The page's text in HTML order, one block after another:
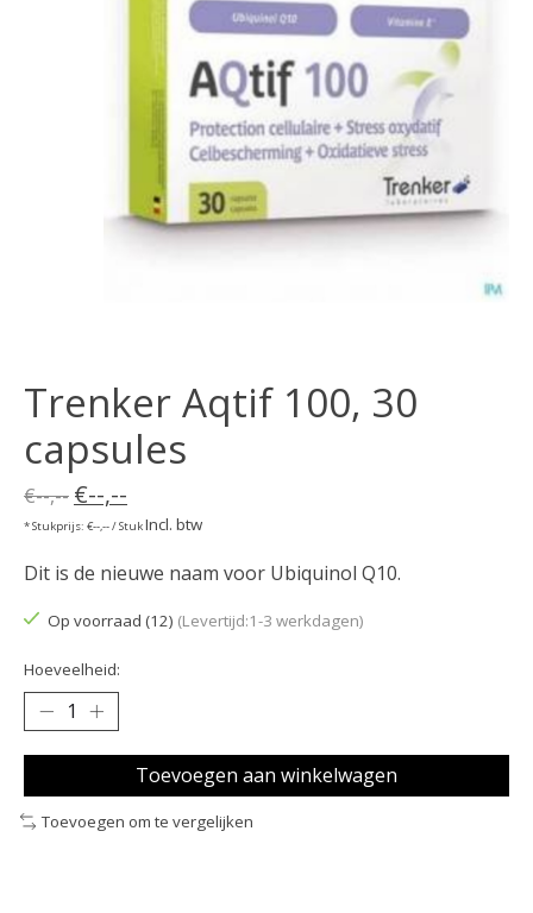
Trenker Aqtif 100, 30
capsules
€--,-- €--,--
* Stukprijs: €--,-- / StukIncl. btw
Dit is de nieuwe naam voor Ubiquinol Q10.
Op voorraad (12) (Levertijd:1-3 werkdagen)
Hoeveelheid:
Toevoegen aan winkelwagen
Toevoegen om te vergelijken